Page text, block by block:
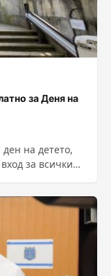
за Деня на
на детето,
за всички